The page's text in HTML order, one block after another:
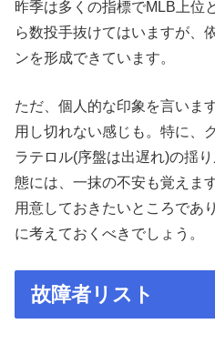
昨季は多くの指標でMLB上位
ら数投手抜けてはいますが、
ンを形成できています。
ただ、個人的な印象を言いま
用し切れない感じも。特に、
ラテロル(序盤は出遅れ)の揺
態には、一抹の不安も覚えま
用意しておきたいところであ
に考えておくべきでしょう。
故障者リスト